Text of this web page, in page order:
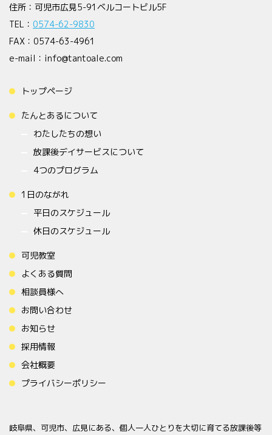
住所：可児市広見5-91ベルコートビル5F
TEL： 0574-62-9830
FAX：0574-63-4961
e-mail：info@tantoale.com
トップページ
たんとあるについて
わたしたちの想い
放課後デイサービスについて
4つのプログラム
1日のながれ
平日のスケジュール
休日のスケジュール
可児教室
よくある質問
相談員様へ
お問い合わせ
お知らせ
採用情報
会社概要
プライバシーポリシー
岐阜県、可児市、広見にある、個人一人ひとりを大切に育てる放課後等